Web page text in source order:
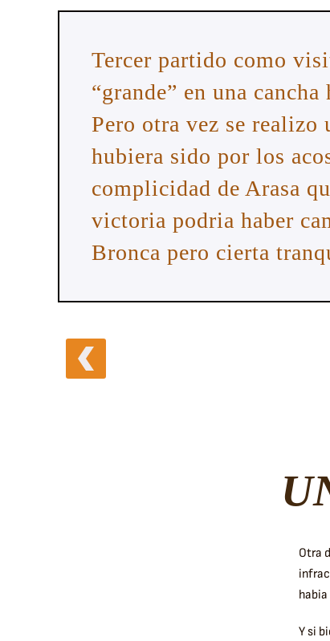
Tercer partido como
“grande” en una
Pero otra vez se realizo
hubiera sido por los
complicidad de Arasa
victoria podria haber
Bronca pero cierta
Otra
Y si